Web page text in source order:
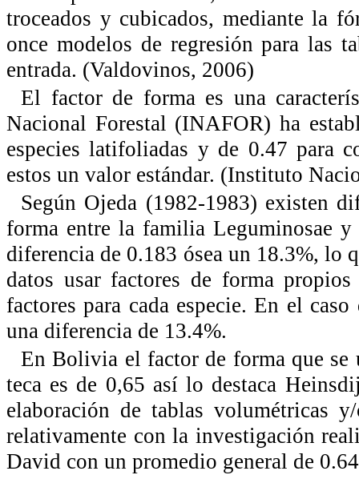
troceados y cubicados, mediante la
once modelos de regresión para las
entrada. (Valdovinos, 2006)
El factor de forma es una
Nacional Forestal (INAFOR) ha
especies latifoliadas y de 0.47 para
estos un valor estándar. (Instituto
Según Ojeda (1982-1983) existen
forma entre la familia Leguminosae
diferencia de 0.183 ósea un 18.3%, lo
datos usar factores de forma
factores para cada especie. En el
una diferencia de 13.4%.
En Bolivia el factor de forma que se
teca es de 0,65 así lo destaca
elaboración de tablas volumétricas
relativamente con la investigación
David con un promedio general de